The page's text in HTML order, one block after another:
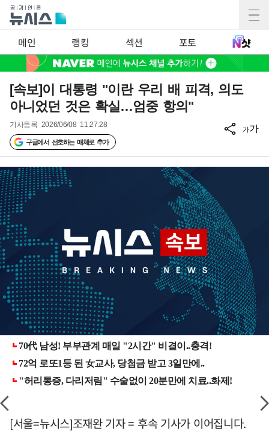
메인 랭킹 섹션 포토
[속보]이 대통령 "이란 우리 배 피격, 의도
아니었던 것은 확실…엄중 항의"
기사등록 2026/06/08 11:27:28
구글에서 선호하는 매체로 추가
가가
[서울=뉴시스]조재완 기자 = 후속 기사가 이어집니다.